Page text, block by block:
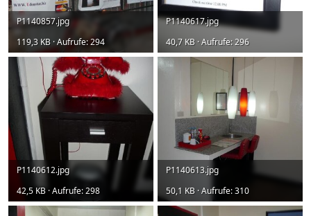
P1140857.jpg
119,3 KB · Aufrufe: 294
P1140617.jpg
40,7 KB · Aufrufe: 296
P1140612.jpg
42,5 KB · Aufrufe: 298
P1140613.jpg
50,1 KB · Aufrufe: 310